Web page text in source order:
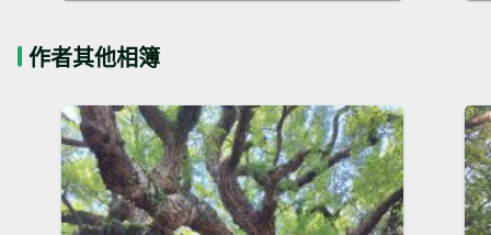
作者其他相簿